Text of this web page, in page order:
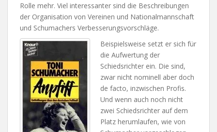
Rolle mehr. Viel interessanter sind die Beschreibungen
der Organisation von Vereinen und Nationalmannschaft
und Schumachers Verbesserungsvorschläge.
Beispielsweise setzt er sich für
die Aufwertung der
Schiedsrichter ein. Die sind,
zwar nicht nominell aber doch
de facto, inzwischen Profis.
Und wenn auch noch nicht
zwei Schiedsrichter auf dem
Platz herumlaufen, wie von